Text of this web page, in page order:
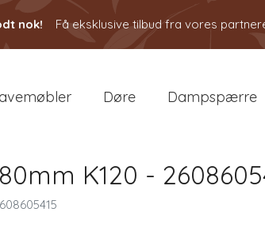
nok! Få eksklusive tilbud fra vores
Døre Dampspærre
K120 -